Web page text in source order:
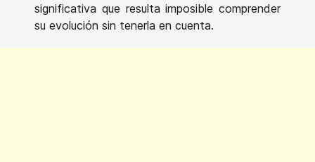
significativa que resulta imposible comprender
su evolución sin tenerla en cuenta.